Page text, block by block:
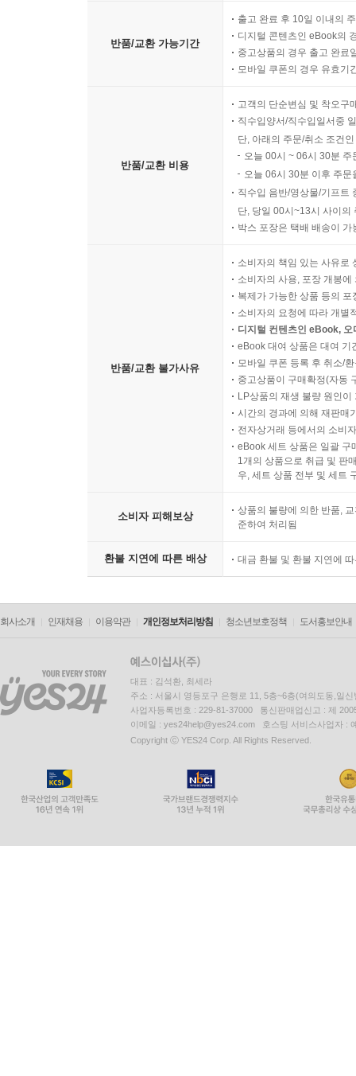
반품/교환 가능기간
출고 완료 후 10일 이내의
디지털 콘텐츠인 eBook의
중고상품의 경우 출고 완료
모바일 쿠폰의 경우 유효기
반품/교환 비용
고객의 단순변심 및 착오구
직수입양서/직수입일서중
단, 아래의 주문/취소 조건
오늘 00시 ~ 06시 30분
오늘 06시 30분 이후 주
직수입 음반/영상물/기프트
단, 당일 00시~13시 사이의
박스 포장은 택배 배송이
반품/교환 불가사유
소비자의 책임 있는 사유로
소비자의 사용, 포장 개봉
복제가 가능한 상품 등의
소비자의 요청에 따라 개별
디지털 컨텐츠인 eBook,
eBook 대여 상품은 대여 기
모바일 쿠폰 등록 후 취소/
중고상품이 구매확정(자동
LP상품의 재생 불량 원인
시간의 경과에 의해 재판매
전자상거래 등에서의 소비
eBook 세트 상품은 일괄 구
1개의 상품으로 취급 및 판
우, 세트 상품 전부 및 세트
소비자 피해보상
상품의 불량에 의한 반품,
준하여 처리됨
환불 지연에 따른 배상 대금 환불 및 환불 지연에
회사소개 인재채용 이용약관 개인정보처리방침 청소년보호정책 도서홍보안내
대표 : 김석환, 최세라
주소 : 서울시 영등포구 은행로 11, 5층~6층(여의도동,일신
사업자등록번호 : 229-81-37000 통신판매업신고 : 제
이메일 : yes24help@yes24.com 호스팅 서비스사업자 :
Copyright ⓒ YES24 Corp. All Rights Reserved.